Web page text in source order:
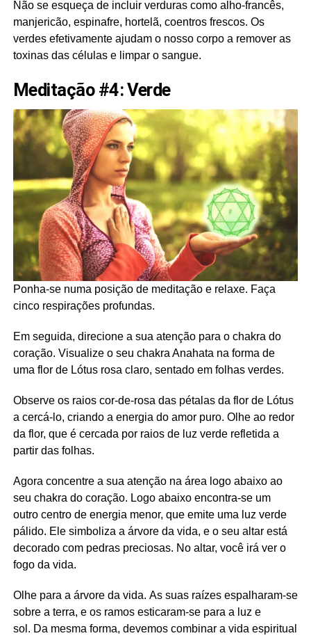
Não se esqueça de incluir verduras como alho-francês,
manjericão, espinafre, hortelã, coentros frescos. Os
verdes efetivamente ajudam o nosso corpo a remover as
toxinas das células e limpar o sangue.
Meditação #4: Verde
Ponha-se numa posição de meditação e relaxe. Faça
cinco respirações profundas.
Em seguida, direcione a sua atenção para o chakra do
coração. Visualize o seu chakra Anahata na forma de
uma flor de Lótus rosa claro, sentado em folhas verdes.
Observe os raios cor-de-rosa das pétalas da flor de Lótus
a cercá-lo, criando a energia do amor puro. Olhe ao redor
da flor, que é cercada por raios de luz verde refletida a
partir das folhas.
Agora concentre a sua atenção na área logo abaixo ao
seu chakra do coração. Logo abaixo encontra-se um
outro centro de energia menor, que emite uma luz verde
pálido. Ele simboliza a árvore da vida, e o seu altar está
decorado com pedras preciosas. No altar, você irá ver o
fogo da vida.
Olhe para a árvore da vida. As suas raízes espalharam-se
sobre a terra, e os ramos esticaram-se para a luz e
sol. Da mesma forma, devemos combinar a vida espiritual